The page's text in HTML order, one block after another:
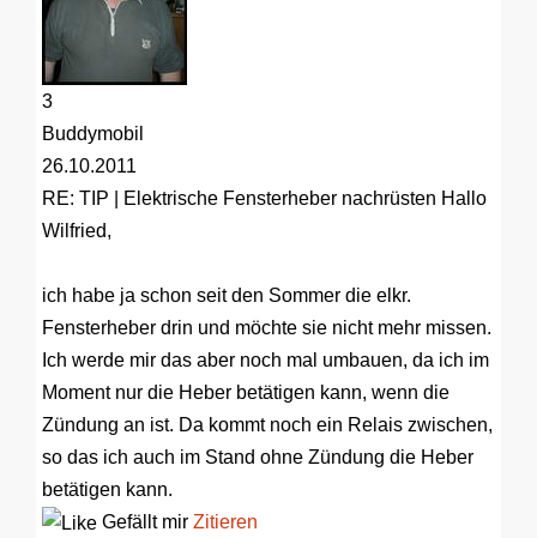
3
Buddymobil
26.10.2011
RE: TIP | Elektrische Fensterheber nachrüsten Hallo
Wilfried,
ich habe ja schon seit den Sommer die elkr.
Fensterheber drin und möchte sie nicht mehr missen.
Ich werde mir das aber noch mal umbauen, da ich im
Moment nur die Heber betätigen kann, wenn die
Zündung an ist. Da kommt noch ein Relais zwischen,
so das ich auch im Stand ohne Zündung die Heber
betätigen kann.
Gefällt mir Zitieren